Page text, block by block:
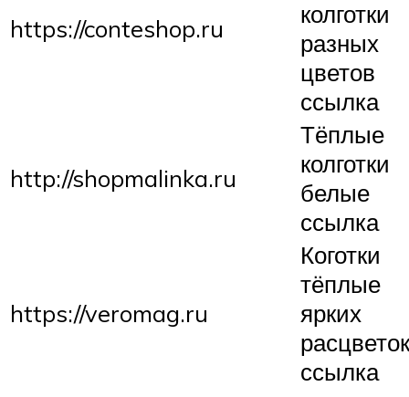
https://conteshop.ru
колготки
разных
цветов
ссылка
http://shopmalinka.ru
Тёплые
колготки
белые
ссылка
https://veromag.ru
Коготки
тёплые
ярких
расцветок
ссылка